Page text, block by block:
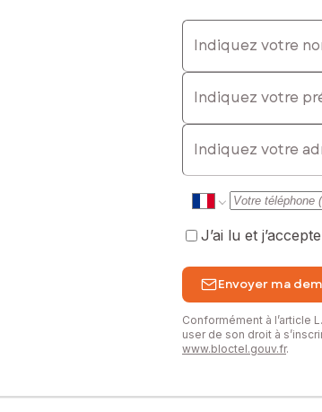
Indiquez votre nom
Indiquez votre
E-mail
J’ai lu et
Envoyer ma
Conformément à l’article
user de son droit à
www.bloctel.gouv.fr.